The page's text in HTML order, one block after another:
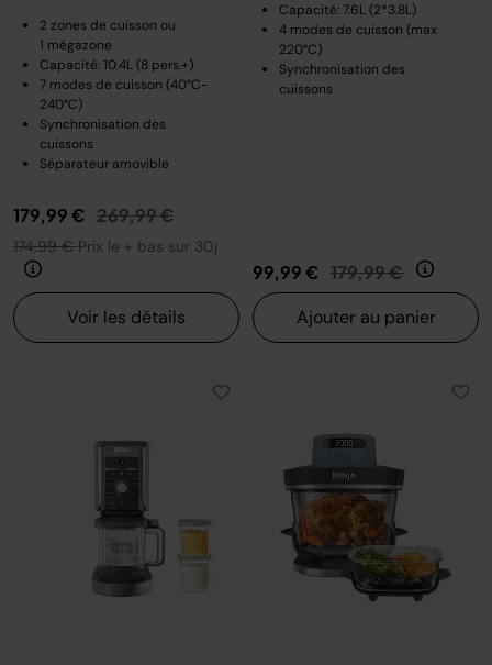
2 zones de cuisson ou
1 mégazone
Capacité: 10.4L (8 pers.+)
7 modes de cuisson (40°C-
240°C)
Synchronisation des
cuissons
Séparateur amovible
179,99 € Prix réduit de
269,99 €au
174,99 €Prix le + bas sur 30j
Voir les détails
Capacité: 7.6L (2*3.8L)
4 modes de cuisson (max
220°C)
Synchronisation des
cuissons
99,99 € Prix réduit de
179,99 € au
Ajouter au panier